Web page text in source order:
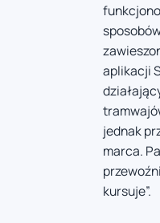
aplikacji
jednak
marca.
kursuje”.